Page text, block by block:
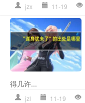
jzx 11-19
得几许...
jzl 11-19